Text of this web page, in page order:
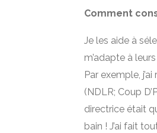
Comment
Je les aide à
m’adapte à
Par exemple,
(NDLR; Coup
directrice était
bain ! J’ai fait